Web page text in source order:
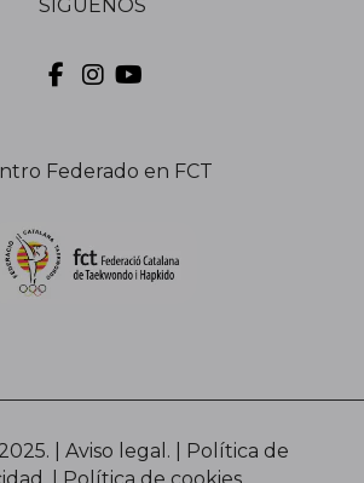
SÍGUENOS
Federado en FCT
|Aviso legal.
Política de